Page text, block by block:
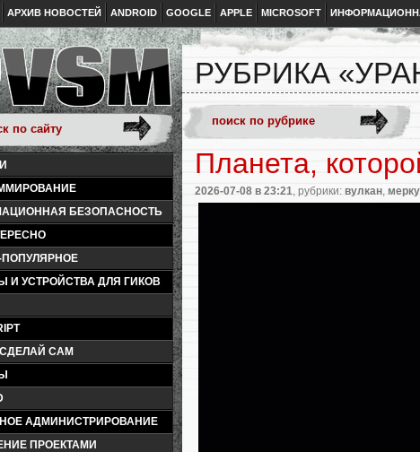
АРХИВ НОВОСТЕЙ ANDROID GOOGLE APPLE MICROSOFT
БЕЗОПАСНОСТЬ
ПОПУЛЯРНОЕ
И УСТРОЙСТВА ДЛЯ ГИКОВ
СДЕЛАЙ САМ
АДМИНИСТРИРОВАНИЕ
ПРОЕКТАМИ
РУБРИКА
Планета,
2026-07-08 в 23:21 , рубрики: вулкан